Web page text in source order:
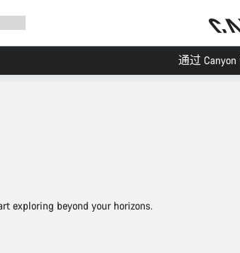
exploring beyond your horizons.